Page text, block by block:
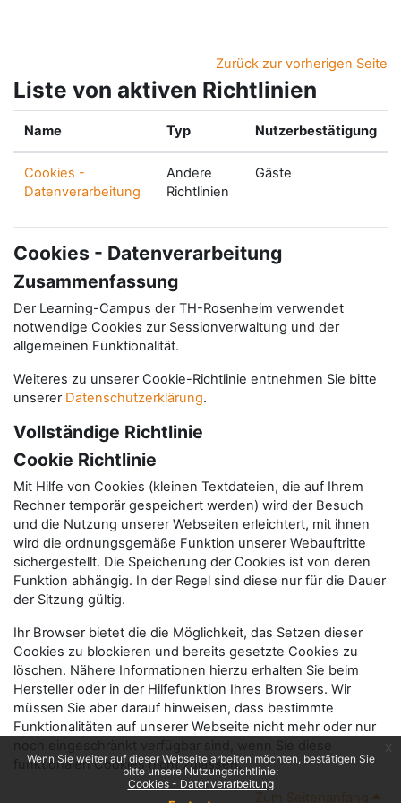
Wenn Sie weiter auf dieser Webseite arbeiten möchten, bestätigen Sie
bitte unsere Nutzungsrichtlinie:
Cookies - Datenverarbeitung
Zurück zur vorherigen Seite
Liste von aktiven Richtlinien
Name Typ Nutzerbestätigung
Cookies -
Datenverarbeitung
Andere
Richtlinien
Gäste
Cookies - Datenverarbeitung
Zusammenfassung
Der Learning-Campus der TH-Rosenheim verwendet
notwendige Cookies zur Sessionverwaltung und der
allgemeinen Funktionalität.
Weiteres zu unserer Cookie-Richtlinie entnehmen Sie bitte
unserer Datenschutzerklärung.
Vollständige Richtlinie
Cookie Richtlinie
Mit Hilfe von Cookies (kleinen Textdateien, die auf Ihrem
Rechner temporär gespeichert werden) wird der Besuch
und die Nutzung unserer Webseiten erleichtert, mit ihnen
wird die ordnungsgemäße Funktion unserer Webauftritte
sichergestellt. Die Speicherung der Cookies ist von deren
Funktion abhängig. In der Regel sind diese nur für die Dauer
der Sitzung gültig.
Ihr Browser bietet die die Möglichkeit, das Setzen dieser
Cookies zu blockieren und bereits gesetzte Cookies zu
löschen. Nähere Informationen hierzu erhalten Sie beim
Hersteller oder in der Hilfefunktion Ihres Browsers. Wir
müssen Sie aber darauf hinweisen, dass bestimmte
Funktionalitäten auf unserer Webseite nicht mehr oder nur
funktionalen Cookies nicht zulassen.